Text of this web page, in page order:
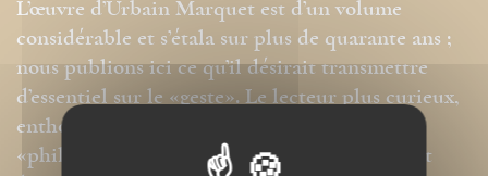
L’œuvre d’Urbain Marquet est d’un volume
considérable et s’étala sur plus de quarante ans ;
nous publions ici ce qu’il désirait transmettre
d’essentiel sur le «geste». Le lecteur plus curieux,
enthousiaste peut-être à la découverte d’un
«philosophe inconnu», après avoir goûté à cet